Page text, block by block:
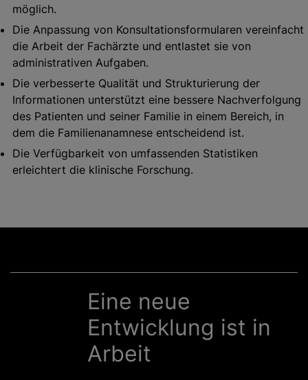
möglich.
Die Anpassung von Konsultationsformularen vereinfacht
die Arbeit der Fachärzte und entlastet sie von
administrativen Aufgaben.
Die verbesserte Qualität und Strukturierung der
Informationen unterstützt eine bessere Nachverfolgung
des Patienten und seiner Familie in einem Bereich, in
dem die Familienanamnese entscheidend ist.
Die Verfügbarkeit von umfassenden Statistiken
erleichtert die klinische Forschung.
Eine neue
Entwicklung ist in
Arbeit